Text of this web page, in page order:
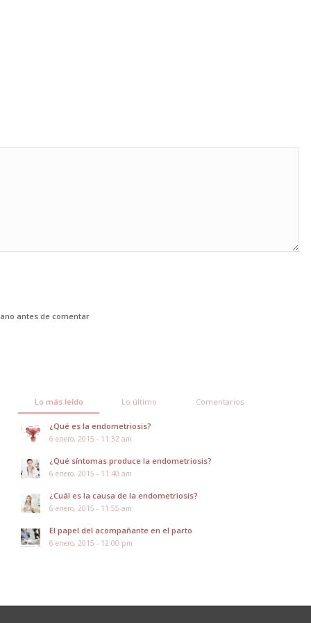
antes de comentar
Lo más leído Lo último Comentarios
¿Qué es la endometriosis?
6 enero, 2015 - 11:32 am
¿Qué síntomas produce la endometriosis?
6 enero, 2015 - 11:40 am
¿Cuál es la causa de la endometriosis?
6 enero, 2015 - 11:55 am
El papel del acompañante en el parto
6 enero, 2015 - 12:00 pm